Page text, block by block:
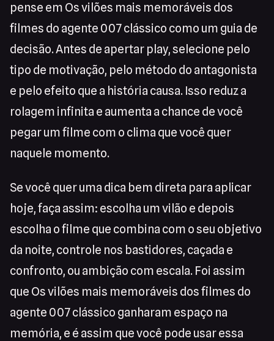
pense em Os vilões mais memoráveis dos
filmes do agente 007 clássico como um guia de
decisão. Antes de apertar play, selecione pelo
tipo de motivação, pelo método do antagonista
e pelo efeito que a história causa. Isso reduz a
rolagem infinita e aumenta a chance de você
pegar um filme com o clima que você quer
naquele momento.
Se você quer uma dica bem direta para aplicar
hoje, faça assim: escolha um vilão e depois
escolha o filme que combina com o seu objetivo
da noite, controle nos bastidores, caçada e
confronto, ou ambição com escala. Foi assim
que Os vilões mais memoráveis dos filmes do
agente 007 clássico ganharam espaço na
memória, e é assim que você pode usar essa